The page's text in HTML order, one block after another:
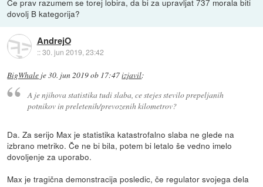
Če prav razumem se torej lobira, da bi za upravljat 737 morala biti
dovolj B kategorija?
AndrejO
::30. jun 2019, 23:42
BigWhale je30. jun 2019 ob 17:47izjavil:
A je njihova statistika tudi slaba, ce stejes stevilo prepeljanih
potnikov in preletenih/prevozenih kilometrov?
Da. Za serijo Max je statistika katastrofalno slaba ne glede na
izbrano metriko. Če ne bi bila, potem bi letalo še vedno imelo
dovoljenje za uporabo.
Max je tragična demonstracija posledic, če regulator svojega dela